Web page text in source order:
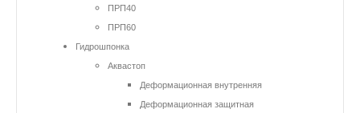
ПРП40
ПРП60
Гидрошпонка
Аквастоп
Деформационная внутренняя
Деформационная защитная